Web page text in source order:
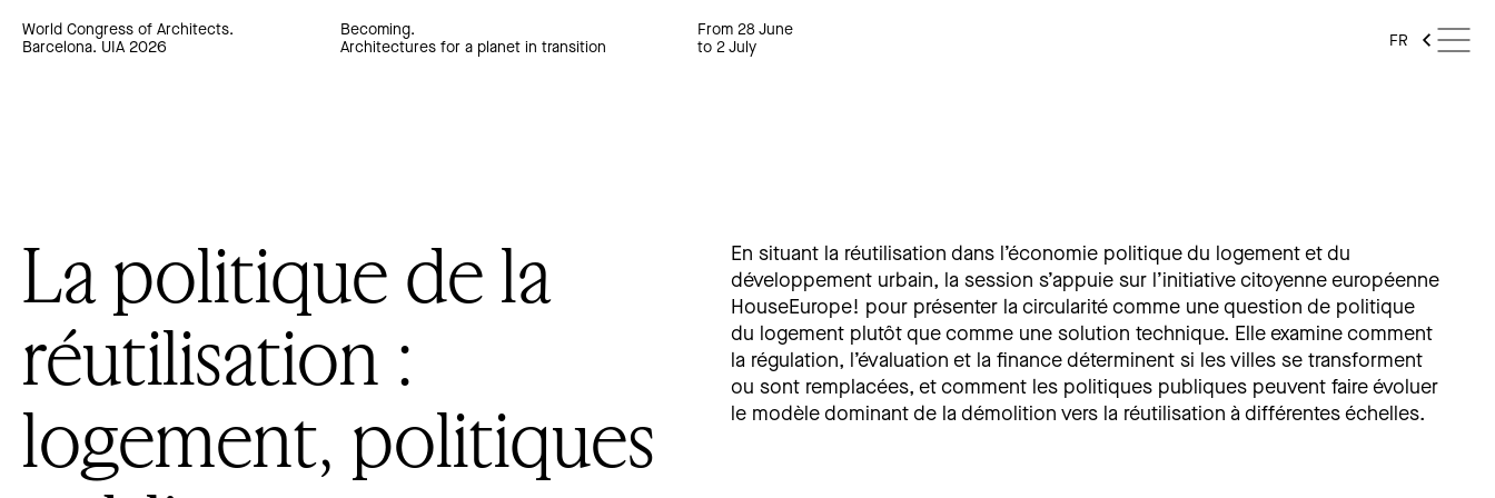
World Congress of Architects.
Barcelona. UIA 2026
Becoming.
Architectures for a planet in transition
From 28 June
to 2 July
FR
La politique de la
réutilisation :
logement, politiques
En situant la réutilisation dans l’économie politique du logement et du
développement urbain, la session s’appuie sur l’initiative citoyenne européenne
HouseEurope! pour présenter la circularité comme une question de politique
du logement plutôt que comme une solution technique. Elle examine comment
la régulation, l’évaluation et la finance déterminent si les villes se transforment
ou sont remplacées, et comment les politiques publiques peuvent faire évoluer
le modèle dominant de la démolition vers la réutilisation à différentes échelles.